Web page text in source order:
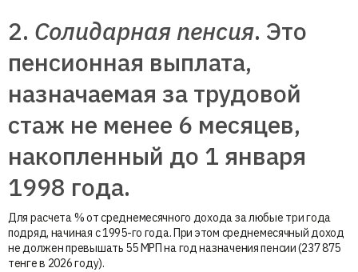
2. Солидарная пенсия. Это
пенсионная выплата,
назначаемая за трудовой
стаж не менее 6 месяцев,
накопленный до 1 января
1998 года.
Для расчета % от среднемесячного дохода за любые три года
подряд, начиная с 1995-го года. При этом среднемесячный доход
не должен превышать 55 МРП на год назначения пенсии (237 875
тенге в 2026 году).